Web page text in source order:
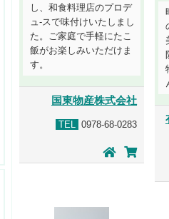
し、和食料理店のプロデ
ュ-スで味付けいたしまし
た。ご家庭で手軽にたこ
飯がお楽しみいただけま
す。
国東物産株式会社
TEL 0978-68-0283